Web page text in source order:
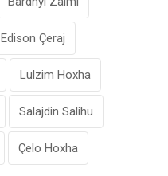
Edison Çeraj
Lulzim Hoxha
Salajdin Salihu
Çelo Hoxha